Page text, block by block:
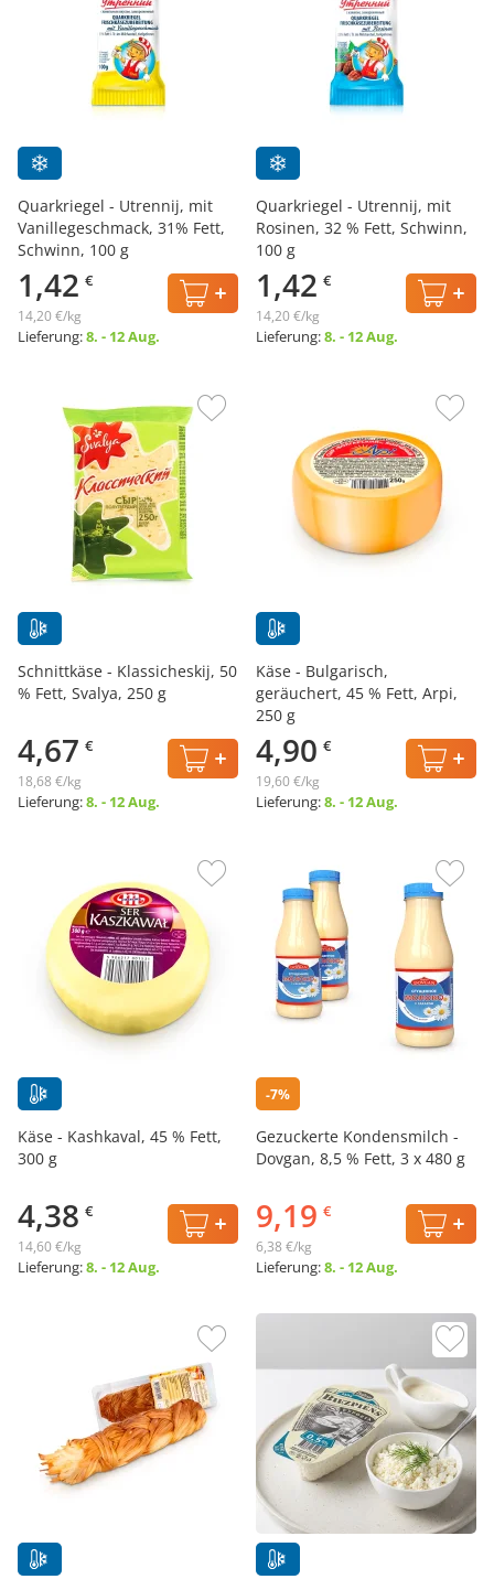
Quarkriegel - Utrennij, mit
Vanillegeschmack, 31% Fett,
Schwinn, 100 g
1,42 €
14,20 €/kg
Lieferung:8. - 12 Aug.
Quarkriegel - Utrennij, mit
Rosinen, 32 % Fett, Schwinn,
100 g
1,42 €
14,20 €/kg
Lieferung:8. - 12 Aug.
Schnittkäse - Klassicheskij, 50
% Fett, Svalya, 250 g
4,67 €
18,68 €/kg
Lieferung:8. - 12 Aug.
Käse - Bulgarisch,
geräuchert, 45 % Fett, Arpi,
250 g
4,90 €
19,60 €/kg
Lieferung:8. - 12 Aug.
Käse - Kashkaval, 45 % Fett,
300 g
4,38 €
14,60 €/kg
Lieferung:8. - 12 Aug.
-7%
Gezuckerte Kondensmilch -
Dovgan, 8,5 % Fett, 3 х 480 g
9,19 €
6,38 €/kg
Lieferung:8. - 12 Aug.